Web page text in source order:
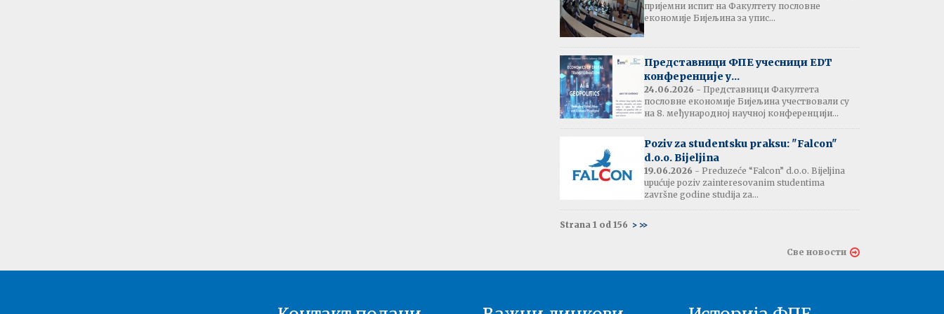
Обавјештење:
Издавање потврда
прије љетне паузе
Резултати испита:
Монетарна економија
Резултати испита и
термин усменог испита:
Енглески језик 2
Друга година - 03.07.2026
Енглески језик 1
пријемни испит на Факултету пословне
економије Бијељина за упис...
Представници ФПЕ учесници EDT
конференције у...
24.06.2026 - Представници Факултета
пословне економије Бијељина учествовали су
на 8. међународној научној конференцији...
Poziv za studentsku praksu: "Falcon"
d.o.o. Bijeljina
19.06.2026 - Preduzeće “Falcon” d.o.o. Bijeljina
upućuje poziv zainteresovanim studentima
završne godine studija za...
Strana 1 od 156 > >>
Све новости